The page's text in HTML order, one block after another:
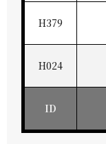
H379
H024
ID